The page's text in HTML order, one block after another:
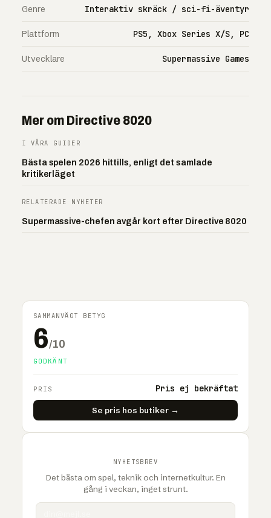
Genre Interaktiv skräck / sci-fi-äventyr
Plattform PS5, Xbox Series X/S, PC
Utvecklare Supermassive Games
Mer om Directive 8020
I VÅRA GUIDER
Bästa spelen 2026 hittills, enligt det samlade
kritikerläget
RELATERADE NYHETER
Supermassive-chefen avgår kort efter Directive 8020
SAMMANVÄGT BETYG
6/10
GODKÄNT
PRIS Pris ej bekräftat
Se pris hos butiker →
NYHETSBREV
Det bästa om spel, teknik och internetkultur. En
gång i veckan, inget strunt.